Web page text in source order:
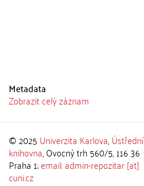
Metadata
Zobrazit celý záznam
© 2025 Univerzita Karlova,Ústřední
knihovna, Ovocný trh 560/5, 116 36
Praha 1;email: admin-repozitar [at]
cuni.cz